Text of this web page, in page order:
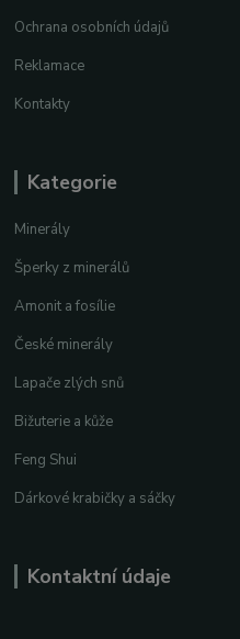
Ochrana osobních údajů
Reklamace
Kontakty
Kategorie
Minerály
Šperky z minerálů
Amonit a fosílie
České minerály
Lapače zlých snů
Bižuterie a kůže
Feng Shui
Dárkové krabičky a sáčky
Kontaktní údaje